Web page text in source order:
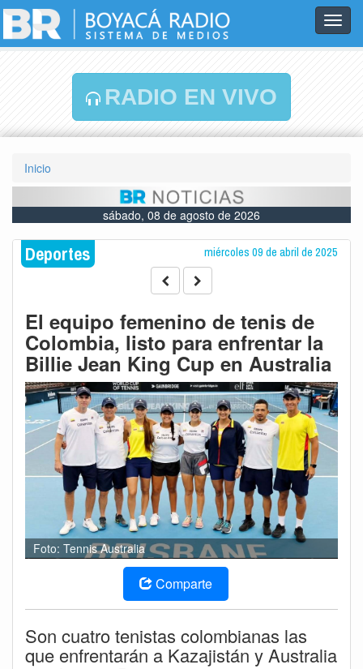
RADIO EN VIVO
Inicio
sábado, 08 de agosto de 2026
Deportes miércoles 09 de abril de 2025
El equipo femenino de tenis de
Colombia, listo para enfrentar la
Billie Jean King Cup en Australia
Foto: Tennis Australia
Comparte
Son cuatro tenistas colombianas las
que enfrentarán a Kazajistán y Australia